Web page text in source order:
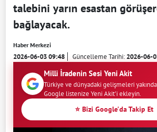
talebini yarın esastan
bağlayacak.
Haber Merkezi
2026-06-03 09:48 Güncelleme Tarihi:2026-06-
Milli İradenin Sesi Yeni Akit
Türkiye ve dünyadaki gelişmeleri
Google listenize Yeni Akit'i ekleyin.
⭐ Bizi Google'da Takip Et